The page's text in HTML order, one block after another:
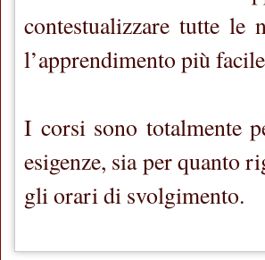
contestualizzare tutte le
l’apprendimento più
I corsi sono totalmente
esigenze, sia per quanto
gli orari di svolgimento.